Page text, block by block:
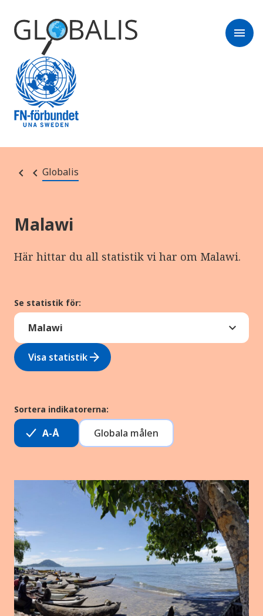
menu
Globalis
Malawi
Här hittar du all statistik vi har om Malawi.
Se statistik för:
Visa statistikarrow_forward
Sortera indikatorerna:
A-Å Globala målen